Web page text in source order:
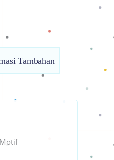
Tambahan